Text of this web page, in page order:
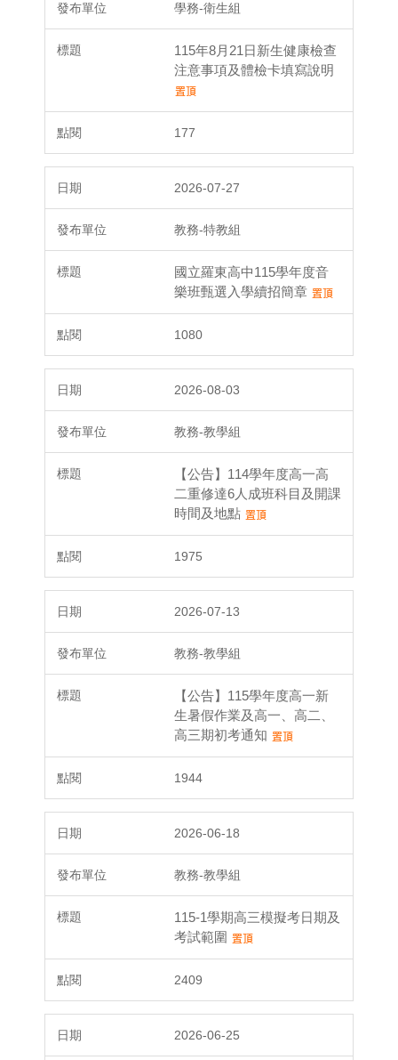
學務-衛生組
115年8月21日新生健康檢查
注意事項及體檢卡填寫說明
177
2026-07-27
教務-特教組
國立羅東高中115學年度音
樂班甄選入學續招簡章
1080
2026-08-03
教務-教學組
【公告】114學年度高一高
二重修達6人成班科目及開課
時間及地點
1975
2026-07-13
教務-教學組
【公告】115學年度高一新
生暑假作業及高一、高二、
高三期初考通知
1944
2026-06-18
教務-教學組
115-1學期高三模擬考日期及
考試範圍
2409
2026-06-25